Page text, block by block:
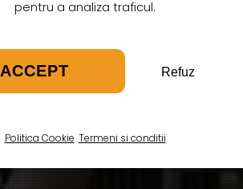
pentru a analiza traficul.
ACCEPT Refuz
Politica Cookie Termeni si conditii